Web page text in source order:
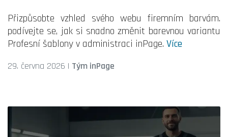
Přizpůsobte vzhled svého webu firemním barvám.
podívejte se, jak si snadno změnit barevnou variantu
Profesní šablony v administraci inPage. Více
29. června 2026 | Tým inPage